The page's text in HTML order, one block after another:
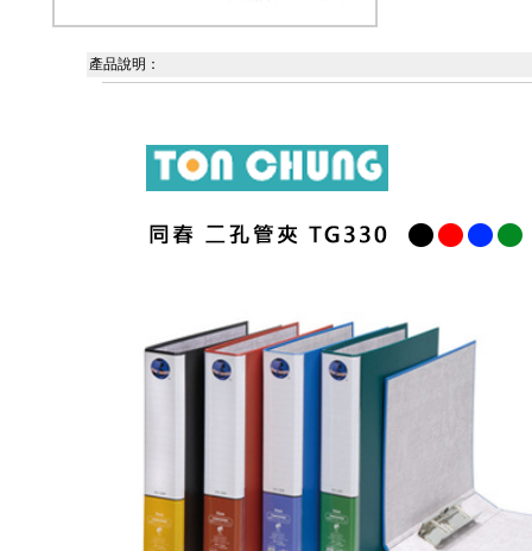
產品說明：